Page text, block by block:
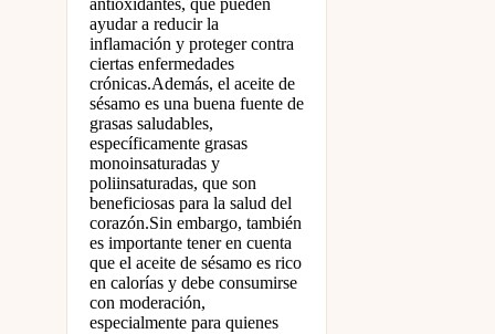
antioxidantes, que pueden
ayudar a reducir la
inflamación y proteger contra
ciertas enfermedades
crónicas.Además, el aceite de
sésamo es una buena fuente de
grasas saludables,
específicamente grasas
monoinsaturadas y
poliinsaturadas, que son
beneficiosas para la salud del
corazón.Sin embargo, también
es importante tener en cuenta
que el aceite de sésamo es rico
en calorías y debe consumirse
con moderación,
especialmente para quienes